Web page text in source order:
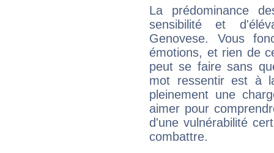
La prédominance
sensibilité et
Genovese. Vous
émotions, et rien de
peut se faire sans
mot ressentir est à
pleinement une
aimer pour
d'une vulnérabilité
combattre.